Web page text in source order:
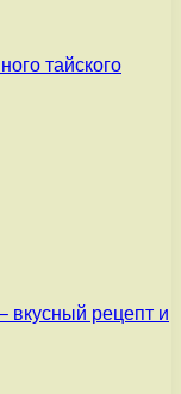
тайского
вкусный рецепт и